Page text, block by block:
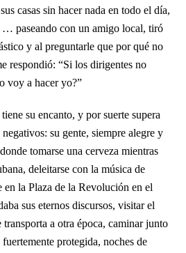
casas sin hacer nada en todo el día,
… paseando con un amigo local, tiró
y al preguntarle que por qué no
respondió: “Si los dirigentes no
voy a hacer yo?”
su encanto, y por suerte supera
negativos: su gente, siempre alegre y
tomarse una cerveza mientras
deleitarse con la música de
en la Plaza de la Revolución en el
sus eternos discursos, visitar el
a otra época, caminar junto
protegida, noches de